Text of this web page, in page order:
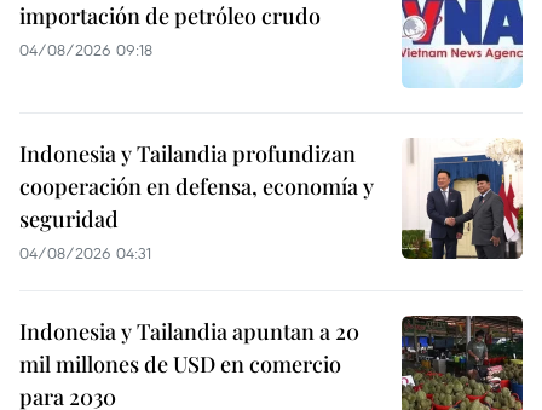
importación de petróleo crudo
04/08/2026 09:18
Indonesia y Tailandia profundizan
cooperación en defensa, economía y
seguridad
04/08/2026 04:31
Indonesia y Tailandia apuntan a 20
mil millones de USD en comercio
para 2030